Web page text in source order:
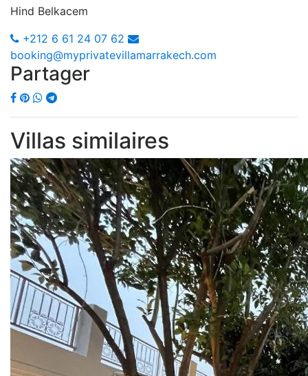
Hind Belkacem
+212 6 61 24 07 62
booking@myprivatevillamarrakech.com
Partager
Villas similaires